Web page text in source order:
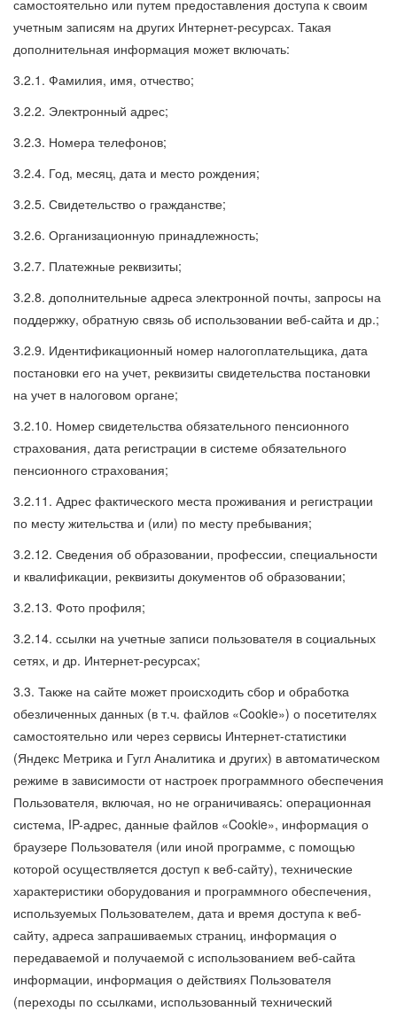
самостоятельно или путем предоставления доступа к своим
учетным записям на других Интернет-ресурсах. Такая
дополнительная информация может включать:
3.2.1. Фамилия, имя, отчество;
3.2.2. Электронный адрес;
3.2.3. Номера телефонов;
3.2.4. Год, месяц, дата и место рождения;
3.2.5. Свидетельство о гражданстве;
3.2.6. Организационную принадлежность;
3.2.7. Платежные реквизиты;
3.2.8. дополнительные адреса электронной почты, запросы на
поддержку, обратную связь об использовании веб-сайта и др.;
3.2.9. Идентификационный номер налогоплательщика, дата
постановки его на учет, реквизиты свидетельства постановки
на учет в налоговом органе;
3.2.10. Номер свидетельства обязательного пенсионного
страхования, дата регистрации в системе обязательного
пенсионного страхования;
3.2.11. Адрес фактического места проживания и регистрации
по месту жительства и (или) по месту пребывания;
3.2.12. Сведения об образовании, профессии, специальности
и квалификации, реквизиты документов об образовании;
3.2.13. Фото профиля;
3.2.14. ссылки на учетные записи пользователя в социальных
сетях, и др. Интернет-ресурсах;
3.3. Также на сайте может происходить сбор и обработка
обезличенных данных (в т.ч. файлов «Cookie») о посетителях
самостоятельно или через сервисы Интернет-статистики
(Яндекс Метрика и Гугл Аналитика и других) в автоматическом
режиме в зависимости от настроек программного обеспечения
Пользователя, включая, но не ограничиваясь: операционная
система, IP-адрес, данные файлов «Cookie», информация о
браузере Пользователя (или иной программе, с помощью
которой осуществляется доступ к веб-сайту), технические
характеристики оборудования и программного обеспечения,
используемых Пользователем, дата и время доступа к веб-
сайту, адреса запрашиваемых страниц, информация о
передаваемой и получаемой с использованием веб-сайта
информации, информация о действиях Пользователя
(переходы по ссылками, использованный технический